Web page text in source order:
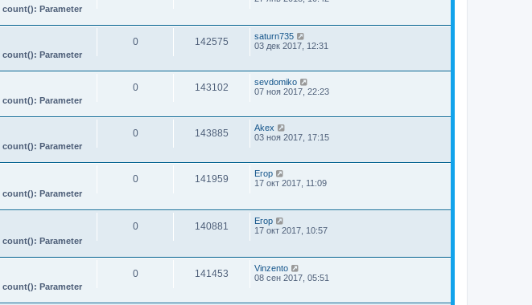
count(): Parameter
count(): Parameter
0 142575
saturn735
03 дек 2017, 12:31
count(): Parameter
0 143102
sevdomiko
07 ноя 2017, 22:23
count(): Parameter
0 143885
Akex
03 ноя 2017, 17:15
count(): Parameter
0 141959
Егор
17 окт 2017, 11:09
count(): Parameter
0 140881
Егор
17 окт 2017, 10:57
count(): Parameter
0 141453
Vinzento
08 сен 2017, 05:51